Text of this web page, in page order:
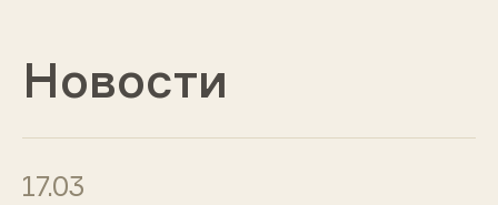
Новости
17.03